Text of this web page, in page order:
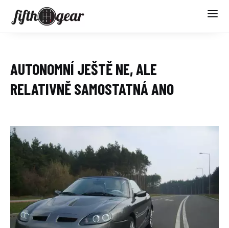
AUTONOMNÍ JEŠTĚ NE, ALE
RELATIVNĚ SAMOSTATNÁ ANO